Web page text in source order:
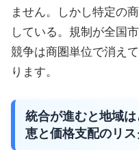
ません。しかし特定の
している。規制が全国
競争は商圏単位で消え
ります。
統合が進むと地域
恵と価格支配のリス